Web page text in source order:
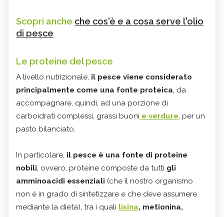
Scopri anche che cos'è e a cosa serve l'olio
di pesce
Le proteine del pesce
A livello nutrizionale, il pesce viene considerato
principalmente come una fonte proteica, da
accompagnare, quindi, ad una porzione di
carboidrati complessi, grassi buoni e verdure, per un
pasto bilanciato.
In particolare, il pesce è una fonte di proteine
nobili, ovvero, proteine composte da tutti gli
amminoacidi essenziali (che il nostro organismo
non è in grado di sintetizzare e che deve assumere
mediante la dieta), tra i quali lisina, metionina,